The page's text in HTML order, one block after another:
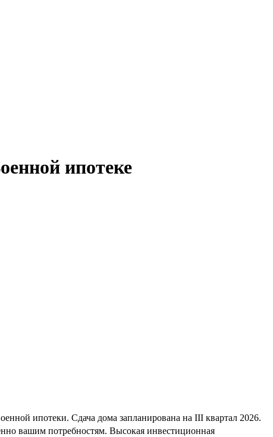
ипотеке
ипотеки. Сдача дома запланирована на III квартал 2026.
вашим потребностям. Высокая инвестиционная